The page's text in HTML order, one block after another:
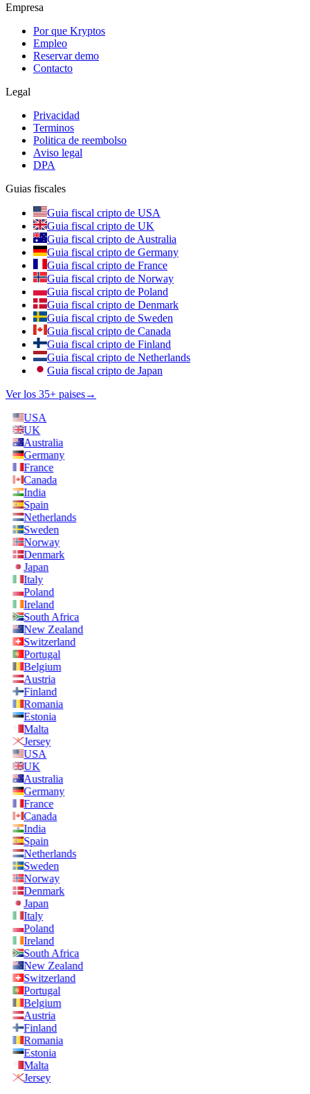
Empresa
Por que Kryptos
Empleo
Reservar demo
Contacto
Legal
Privacidad
Terminos
Politica de reembolso
Aviso legal
DPA
Guias fiscales
Guia fiscal cripto de USA
Guia fiscal cripto de UK
Guia fiscal cripto de Australia
Guia fiscal cripto de Germany
Guia fiscal cripto de France
Guia fiscal cripto de Norway
Guia fiscal cripto de Poland
Guia fiscal cripto de Denmark
Guia fiscal cripto de Sweden
Guia fiscal cripto de Canada
Guia fiscal cripto de Finland
Guia fiscal cripto de Netherlands
Guia fiscal cripto de Japan
Ver los 35+ paises→
USA
UK
Australia
Germany
France
Canada
India
Spain
Netherlands
Sweden
Norway
Denmark
Japan
Italy
Poland
Ireland
South Africa
New Zealand
Switzerland
Portugal
Belgium
Austria
Finland
Romania
Estonia
Malta
Jersey
USA
UK
Australia
Germany
France
Canada
India
Spain
Netherlands
Sweden
Norway
Denmark
Japan
Italy
Poland
Ireland
South Africa
New Zealand
Switzerland
Portugal
Belgium
Austria
Finland
Romania
Estonia
Malta
Jersey